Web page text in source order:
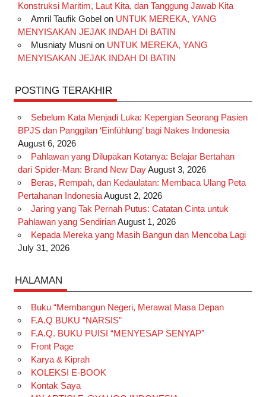
k
a
m
s
n
Konstruksi Maritim, Laut Kita, dan Tanggung Jawab Kita
Amril Taufik Gobelon UNTUK MEREKA, YANG
MENYISAKAN JEJAK INDAH DI BATIN
Musniaty Musnion UNTUK MEREKA, YANG
MENYISAKAN JEJAK INDAH DI BATIN
POSTING TERAKHIR
Sebelum Kata Menjadi Luka: Kepergian Seorang Pasien
BPJS dan Panggilan ‘Einfühlung’ bagi Nakes Indonesia
August 6, 2026
Pahlawan yang Dilupakan Kotanya: Belajar Bertahan
dari Spider-Man: Brand New DayAugust 3, 2026
Beras, Rempah, dan Kedaulatan: Membaca Ulang Peta
Pertahanan IndonesiaAugust 2, 2026
Jaring yang Tak Pernah Putus: Catatan Cinta untuk
Pahlawan yang SendirianAugust 1, 2026
Kepada Mereka yang Masih Bangun dan Mencoba Lagi
July 31, 2026
HALAMAN
Buku “Membangun Negeri, Merawat Masa Depan
F.A.Q BUKU “NARSIS”
F.A.Q. BUKU PUISI “MENYESAP SENYAP”
Front Page
Karya & Kiprah
KOLEKSI E-BOOK
Kontak Saya